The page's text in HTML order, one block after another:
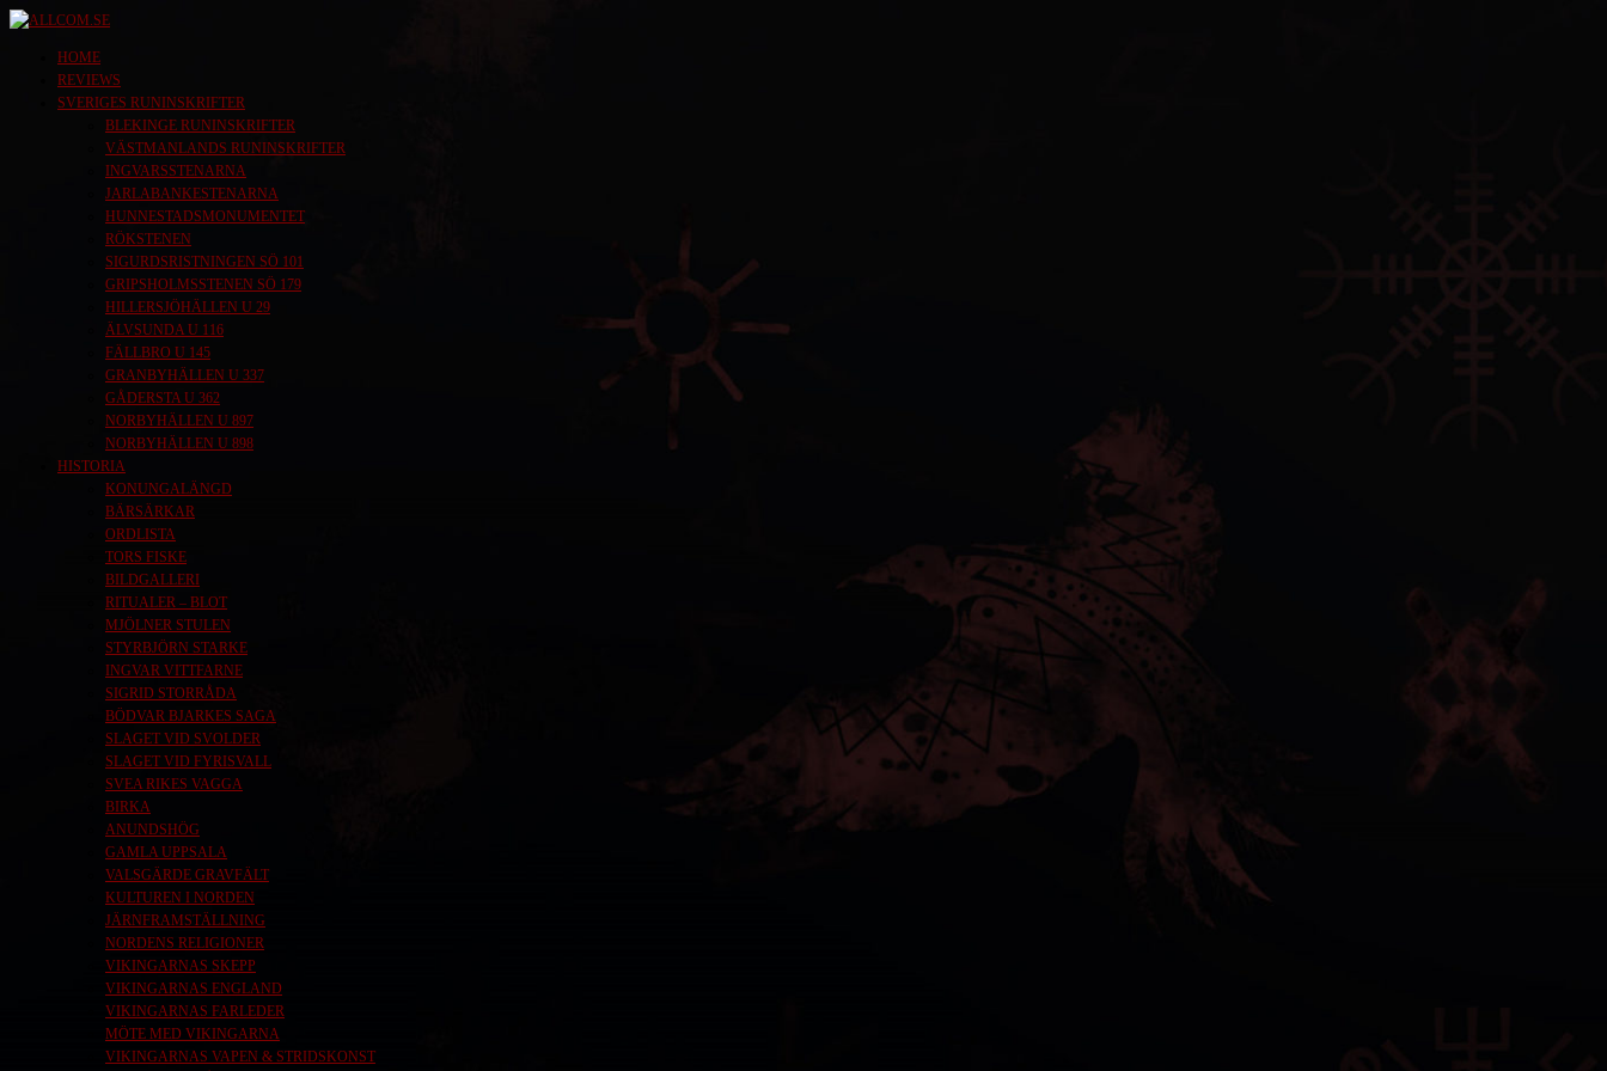
Skip
content
allcom.se
News | Reviews | History
HOME
REVIEWS
SVERIGES RUNINSKRIFTER
BLEKINGE RUNINSKRIFTER
VÄSTMANLANDS RUNINSKRIFTER
INGVARSSTENARNA
JARLABANKESTENARNA
HUNNESTADSMONUMENTET
RÖKSTENEN
SIGURDSRISTNINGEN SÖ 101
GRIPSHOLMSSTENEN SÖ 179
HILLERSJÖHÄLLEN U 29
ÄLVSUNDA U 116
FÄLLBRO U 145
GRANBYHÄLLEN U 337
GÅDERSTA U 362
NORBYHÄLLEN U 897
NORBYHÄLLEN U 898
HISTORIA
KONUNGALÄNGD
BÄRSÄRKAR
ORDLISTA
TORS FISKE
BILDGALLERI
RITUALER – BLOT
MJÖLNER STULEN
STYRBJÖRN STARKE
INGVAR VITTFARNE
SIGRID STORRÅDA
BÖDVAR BJARKES SAGA
SLAGET VID SVOLDER
SLAGET VID FYRISVALL
SVEA RIKES VAGGA
BIRKA
ANUNDSHÖG
GAMLA UPPSALA
VALSGÄRDE GRAVFÄLT
KULTUREN I NORDEN
JÄRNFRAMSTÄLLNING
NORDENS RELIGIONER
VIKINGARNAS SKEPP
VIKINGARNAS ENGLAND
VIKINGARNAS FARLEDER
MÖTE MED VIKINGARNA
VIKINGARNAS VAPEN & STRIDSKONST